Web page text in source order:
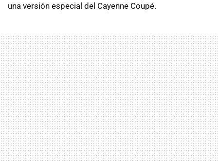
una versión especial del Cayenne Coupé.